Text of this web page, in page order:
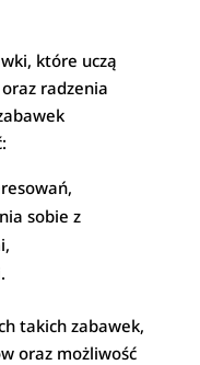
które uczą
radzenia
sobie z
takich zabawek,
oraz możliwość